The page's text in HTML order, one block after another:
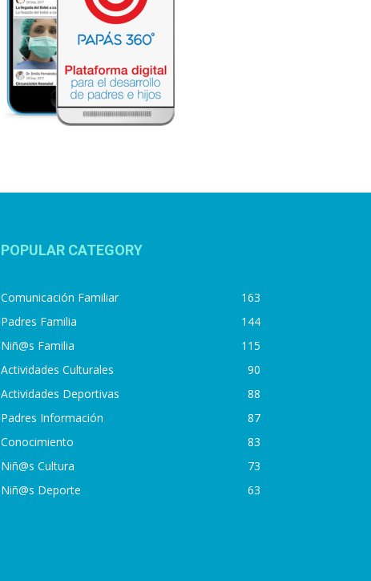
POPULAR CATEGORY
Comunicación Familiar
163
Padres Familia
144
Niñ@s Familia
115
Actividades Culturales
90
Actividades Deportivas
88
Padres Información
87
Conocimiento
83
Niñ@s Cultura
73
Niñ@s Deporte
63